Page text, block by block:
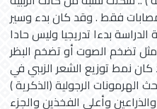
في أسرهن حوالي ٣٥،٦٠ من المصابات فقط . وقد كان بدء وسير
بدءا تدريجيا وليس حادا
مثل تضخم الصوت أو تضخم البظر
نمط توزيع الشعر الزببي في
الرجولية (الذكرية )
وأعلى الفخذين والجزء